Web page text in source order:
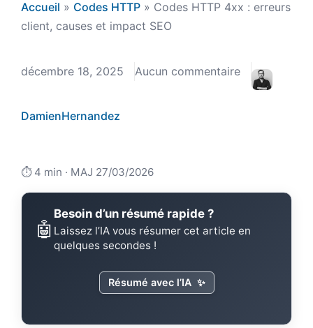
Accueil » Codes HTTP » Codes HTTP 4xx : erreurs
client, causes et impact SEO
décembre 18, 2025 Aucun commentaire
DamienHernandez
⏱️ 4 min · MAJ 27/03/2026
🤖
Besoin d’un résumé rapide ?
Laissez l’IA vous résumer cet article en
quelques secondes !
Résumé avec l’IA ✨